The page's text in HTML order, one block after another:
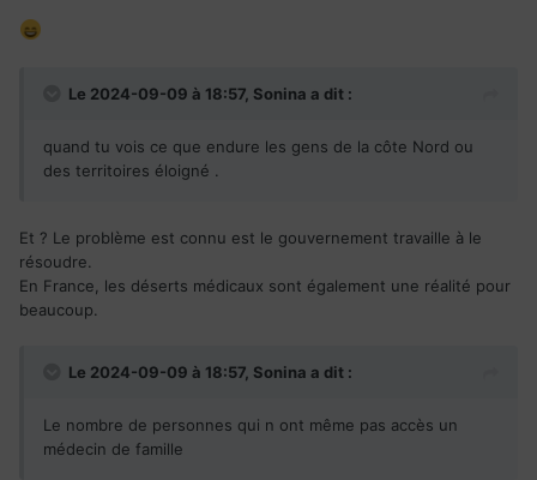
Source : https://www.echosciences-grenoble.fr/articles/la-
pyramide-des-preuves-en-sciences-les-differents-types-d-
Le 2024-09-09 à 18:57, Sonina a dit :
quand tu vois ce que endure les gens de la côte Nord ou
des territoires éloigné .
Et ? Le problème est connu est le gouvernement travaille à le
résoudre.
En France, les déserts médicaux sont également une réalité pour
beaucoup.
Le 2024-09-09 à 18:57, Sonina a dit :
Le nombre de personnes qui n ont même pas accès un
médecin de famille